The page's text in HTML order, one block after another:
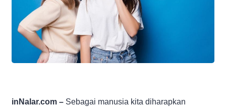
inNalar.com – Sebagai manusia kita diharapkan